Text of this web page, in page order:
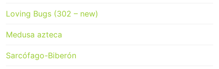
Loving Bugs (302 – new)
Medusa azteca
Sarcófago-Biberón